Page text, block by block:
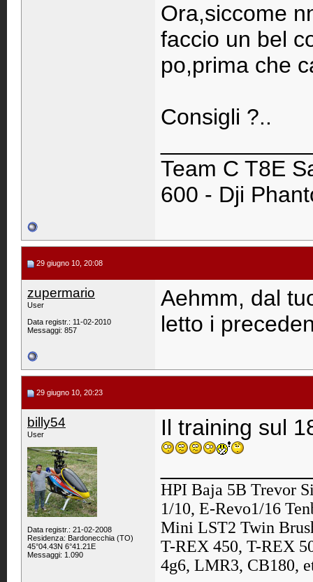
Ora,siccome
faccio un bel
po,prima che
Consigli ?..
Team C T8E
600 - Dji
29 giugno 10, 20:08
zupermario
User
Data registr.: 11-02-2010
Messaggi: 857
Aehmm, dal
letto i
29 giugno 10, 20:23
billy54
User
Data registr.: 21-02-2008
Residenza: Bardonecchia (TO)
45°04.43N 6°41.21E
Messaggi: 1.090
Il training sul
HPI Baja 5B Trevor
1/10, E-Revo1/16
Mini LST2 Twin
T-REX 450, T-REX
4g6, LMR3, CB180,